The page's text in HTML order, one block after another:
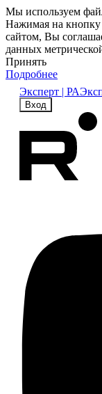
Мы используем
Нажимая на кнопку
сайтом, Вы
данных
Принять
Подробнее
Эксперт | РА
Вход